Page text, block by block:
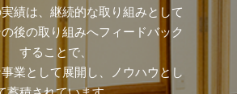
績は、継続的な取り組みとして
後の取り組みへフィードバック
することで、
業として展開し、ノウハウとし